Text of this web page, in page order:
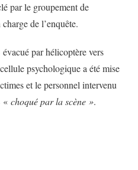
par le groupement de
de l’enquête.
par hélicoptère vers
psychologique a été mise
et le personnel intervenu
« choqué par la scène ».